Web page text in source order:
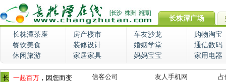
长株潭广场
长株潭茶座 房产楼市 车友沙龙
购物淘宝
餐饮美食
装修设计 婚姻学堂
通信数码
休闲旅游
家居家具 妈妈宝宝 家用电器
长 一起百万 ，因您而变
信客公司 友人手机网
占